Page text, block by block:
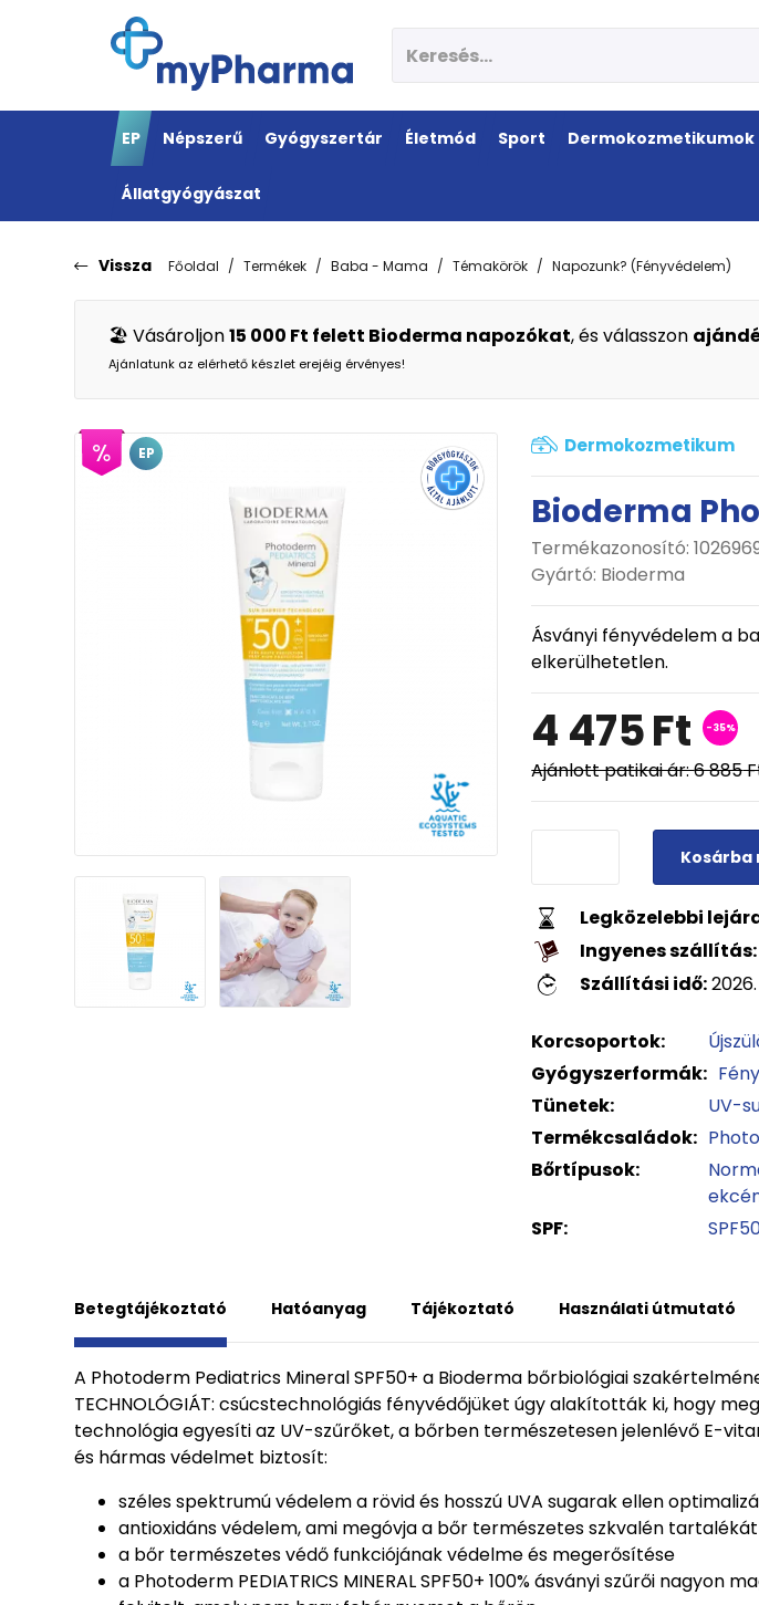
EP Népszerű Gyógyszertár Életmód Sport Dermokozmetikumok
Állatgyógyászat
Vissza Főoldal Termékek Baba - Mama Témakörök Napozunk? (Fényvédelem)
🏖️ Vásároljon15 000 Ft felett Bioderma napozókat, és válasszon
Ajánlatunk az elérhető készlet erejéig érvényes!
EP Dermokozmetikum
Bioderma
Termékazonosító:
Gyártó: Bioderma
Ásványi fényvédelem a
elkerülhetetlen.
4 475Ft -35%
Ajánlott patikai ár:6 885
Kosárba
Legközelebbi
Ingyenes szállítás:
Szállítási idő:2026.
Korcsoportok:
Gyógyszerformák:
Tünetek:
UV-
Termékcsaládok:
Bőrtípusok:
SPF:
Betegtájékoztató Hatóanyag Tájékoztató Használati útmutató
A Photoderm Pediatrics Mineral SPF50+ a Bioderma bőrbiológiai
TECHNOLÓGIÁT: csúcstechnológiás fényvédőjüket úgy alakították ki, hogy
technológia egyesíti az UV-szűrőket, a bőrben természetesen jelenlévő E-
és hármas védelmet biztosít:
széles spektrumú védelem a rövid és hosszú UVA sugarak ellen
antioxidáns védelem, ami megóvja a bőr természetes szkvalén
a bőr természetes védő funkciójának védelme és megerősítése
a Photoderm PEDIATRICS MINERAL SPF50+ 100% ásványi szűrői